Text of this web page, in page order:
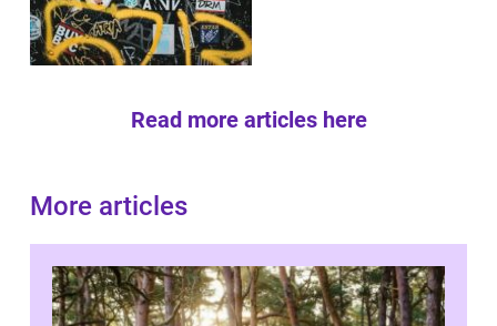
Read more articles here
More articles